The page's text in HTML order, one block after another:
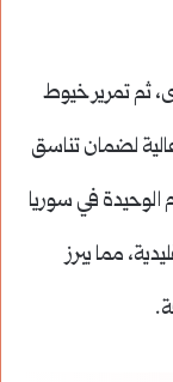
ثم تمرير خيوط
لضمان تناسق
الوحيدة في سوريا
مما يبرز